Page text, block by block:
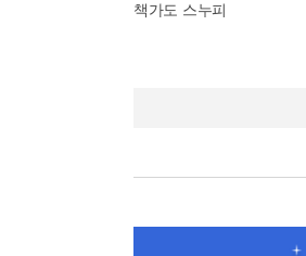
책가도 스누피